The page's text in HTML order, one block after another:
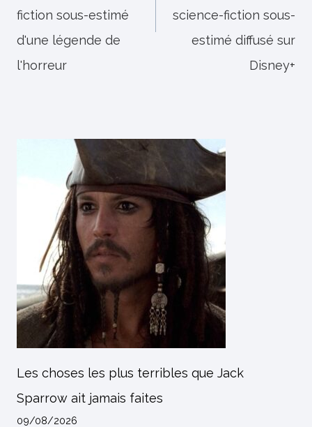
fiction sous-estimé
d'une légende de
l'horreur
science-fiction sous-
estimé diffusé sur
Disney+
Les choses les plus terribles que Jack
Sparrow ait jamais faites
09/08/2026